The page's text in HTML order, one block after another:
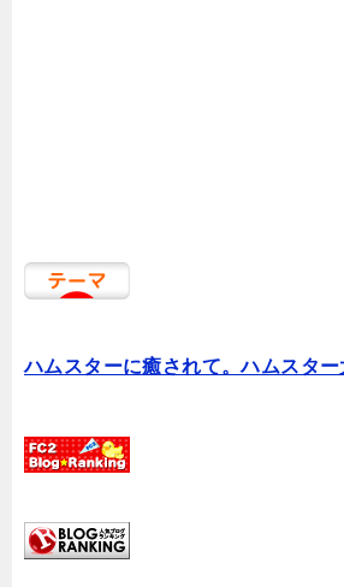
ハムスターに癒されて。ハムスター